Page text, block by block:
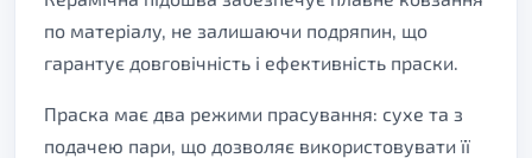
по матеріалу, не залишаючи подряпин, що
гарантує довговічність і ефективність праски.
Праска має два режими прасування: сухе та з
подачею пари, що дозволяє використовувати її